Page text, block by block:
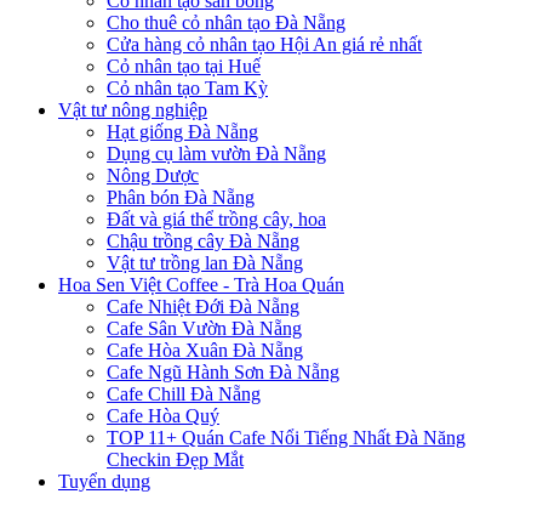
Cho thuê cỏ nhân tạo Đà Nẵng
Cửa hàng cỏ nhân tạo Hội An giá rẻ nhất
Cỏ nhân tạo tại Huế
Cỏ nhân tạo Tam Kỳ
Vật tư nông nghiệp
Hạt giống Đà Nẵng
Dụng cụ làm vườn Đà Nẵng
Nông Dược
Phân bón Đà Nẵng
Đất và giá thể trồng cây, hoa
Chậu trồng cây Đà Nẵng
Vật tư trồng lan Đà Nẵng
Hoa Sen Việt Coffee - Trà Hoa Quán
Cafe Nhiệt Đới Đà Nẵng
Cafe Sân Vườn Đà Nẵng
Cafe Hòa Xuân Đà Nẵng
Cafe Ngũ Hành Sơn Đà Nẵng
Cafe Chill Đà Nẵng
Cafe Hòa Quý
TOP 11+ Quán Cafe Nổi Tiếng Nhất Đà Năng
Checkin Đẹp Mắt
Tuyển dụng